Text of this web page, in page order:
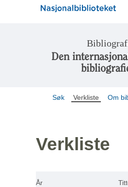
Den
Søk Verkliste Om
Verkliste
År